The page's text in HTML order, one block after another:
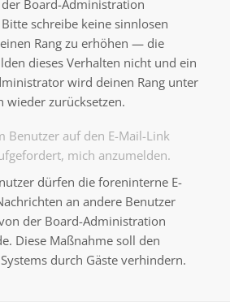
Board-Administration
schreibe keine sinnlosen
Rang zu erhöhen — die
dieses Verhalten nicht und ein
wird deinen Rang unter
wieder zurücksetzen.
Benutzer auf den E-Mail-Link
mich anzumelden.
dürfen die foreninterne E-
an andere Benutzer
der Board-Administration
Diese Maßnahme soll den
durch Gäste verhindern.